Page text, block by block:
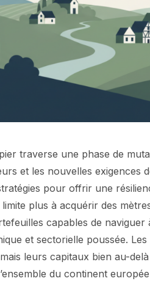
traverse une phase de
et les nouvelles exigences
pour offrir une
plus à acquérir des
capables de
et sectorielle poussée.
leurs capitaux bien au-
du continent